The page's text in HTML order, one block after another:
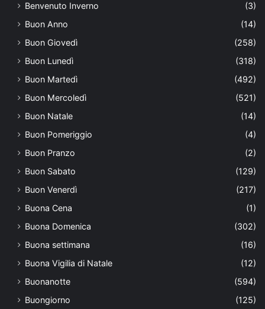
Benvenuto Inverno
(3)
Buon Anno
(14)
Buon Giovedì
(258)
Buon Lunedì
(318)
Buon Martedì
(492)
Buon Mercoledì
(521)
Buon Natale
(14)
Buon Pomeriggio
(4)
Buon Pranzo
(2)
Buon Sabato
(129)
Buon Venerdì
(217)
Buona Cena
(1)
Buona Domenica
(302)
Buona settimana
(16)
Buona Vigilia di Natale
(12)
Buonanotte
(594)
Buongiorno
(125)